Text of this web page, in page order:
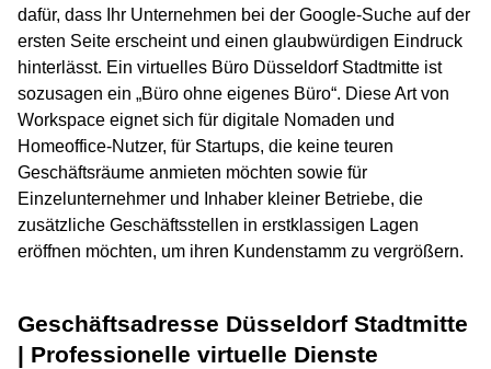
dafür, dass Ihr Unternehmen bei der Google-Suche auf der
ersten Seite erscheint und einen glaubwürdigen Eindruck
hinterlässt. Ein virtuelles Büro Düsseldorf Stadtmitte ist
sozusagen ein „Büro ohne eigenes Büro“. Diese Art von
Workspace eignet sich für digitale Nomaden und
Homeoffice-Nutzer, für Startups, die keine teuren
Geschäftsräume anmieten möchten sowie für
Einzelunternehmer und Inhaber kleiner Betriebe, die
zusätzliche Geschäftsstellen in erstklassigen Lagen
eröffnen möchten, um ihren Kundenstamm zu vergrößern.
Geschäftsadresse Düsseldorf Stadtmitte
| Professionelle virtuelle Dienste